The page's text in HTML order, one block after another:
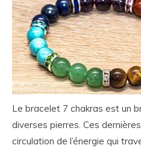
Le bracelet 7 chakras est un
diverses pierres. Ces
circulation de l’énergie qui